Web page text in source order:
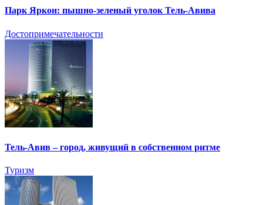
Парк Яркон: пышно-зеленый уголок Тель-Авива
Достопримечательности
Тель-Авив – город, живущий в собственном ритме
Туризм